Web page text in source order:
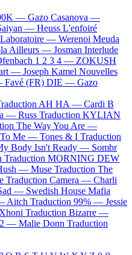
— Gazo Casanova —
— Heuss L'enfoiré
Laboratoire — Werenoi Meuda
Ailleurs — Josman Interlude
1 2 3 4 — ZOKUSH
— Joseph Kamel Nouvelles
Favé (FR) DIE — Gazo
AH HA — Cardi B
— Russ Traduction KYLIAN
The Way You Are —
To Me — Tones & I Traduction
Body Isn't Ready — Sombr
Traduction MORNING DEW
— Muse Traduction The
Traduction Camera — Charli
— Swedish House Mafia
Aitch Traduction 99% — Jessie
Traduction Bizarre —
2 — Malie Donn Traduction